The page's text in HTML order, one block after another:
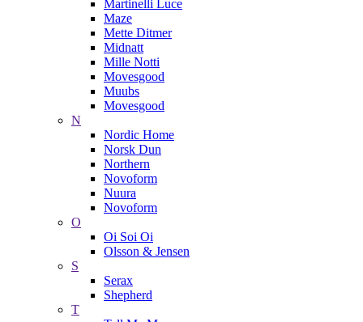
Martinelli Luce
Maze
Mette Ditmer
Midnatt
Mille Notti
Movesgood
Muubs
Movesgood
N
Nordic Home
Norsk Dun
Northern
Novoform
Nuura
Novoform
O
Oi Soi Oi
Olsson & Jensen
S
Serax
Shepherd
T